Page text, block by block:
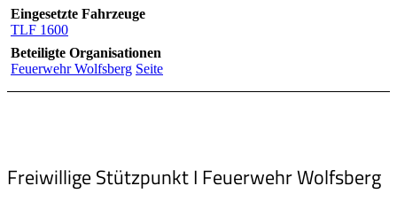
Eingesetzte Fahrzeuge
TLF 1600
Beteiligte Organisationen
Feuerwehr Wolfsberg Seite
Freiwillige Stützpunkt I Feuerwehr Wolfsberg